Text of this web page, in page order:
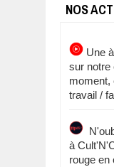
NOS
Une
sur notre
moment,
travail /
à
rouge en